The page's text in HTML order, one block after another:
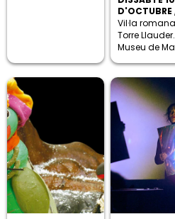
D'OCTUBRE
Vil·la
Torre Llauder.
Museu de